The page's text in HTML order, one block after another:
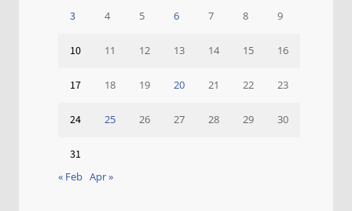
3 4 5 6 7 8 9
10 11 12 13 14 15 16
17 18 19 20 21 22 23
24 25 26 27 28 29 30
31
« Feb Apr »